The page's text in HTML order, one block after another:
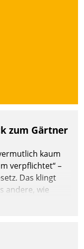
zum Gärtner
kaum
verpflichtet“ –
Das klingt
andere, wie
mit der